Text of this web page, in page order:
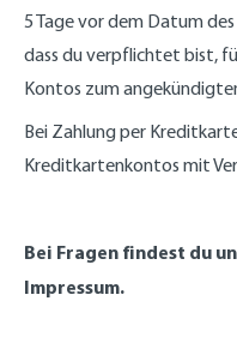
5 Tage vor dem Datum
dass du verpflichtet bist,
Kontos zum
Bei Zahlung per
Kreditkartenkontos mit
Bei Fragen findest du
Impressum.